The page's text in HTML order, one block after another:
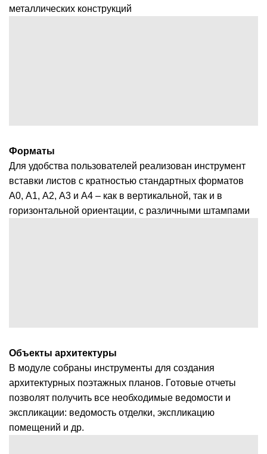
металлических конструкций
Форматы
Для удобства пользователей реализован инструмент
вставки листов с кратностью стандартных форматов
А0, А1, А2, А3 и А4 – как в вертикальной, так и в
горизонтальной ориентации, с различными штампами
Объекты архитектуры
В модуле собраны инструменты для создания
архитектурных поэтажных планов. Готовые отчеты
позволят получить все необходимые ведомости и
экспликации: ведомость отделки, экспликацию
помещений и др.